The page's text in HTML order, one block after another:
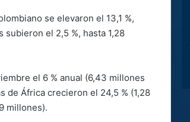
se elevaron el 13,1 %,
el 2,5 %, hasta 1,28
el 6 % anual (6,43 millones
de África crecieron el 24,5 % (1,28
millones).